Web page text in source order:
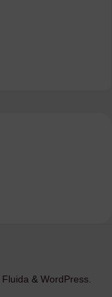
Fluida & WordPress.